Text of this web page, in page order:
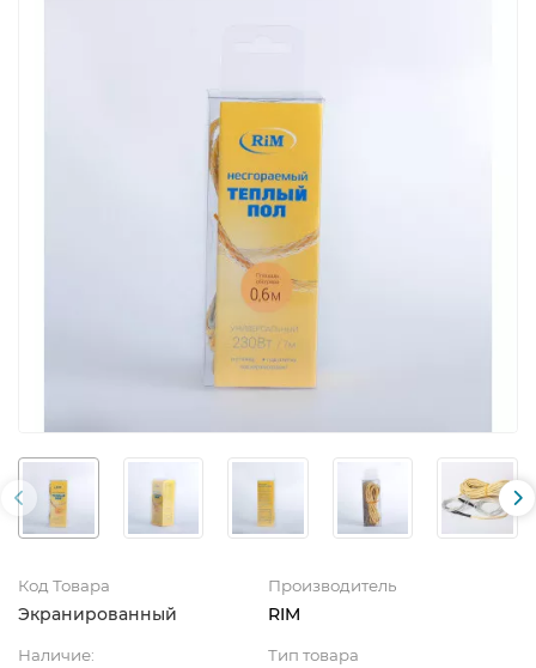
Код Товара
Экранированный
Производитель
RIM
Наличие: Тип товара